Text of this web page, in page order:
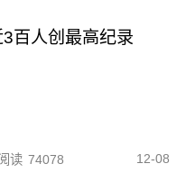
百人创最高纪录
读 74078 12-08